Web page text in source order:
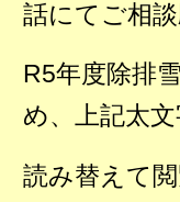
話にてご相談
R5年度除排
め、上記太文
読み替えて閲